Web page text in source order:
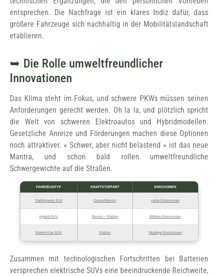
entsprechen. Die Nachfrage ist ein klares Indiz dafür, dass
größere Fahrzeuge sich nachhaltig in der Mobilitätslandschaft
etablieren.
Die Rolle umweltfreundlicher
Innovationen
Das Klima steht im Fokus, und schwere PKWs müssen seinen
Anforderungen gerecht werden. Oh la la, und plötzlich spricht
die Welt von schweren Elektroautos und Hybridmodellen.
Gesetzliche Anreize und Förderungen machen diese Optionen
noch attraktiver. « Schwer, aber nicht belastend » ist das neue
Mantra, und schon bald rollen umweltfreundliche
Schwergewichte auf die Straßen.
FAHRZEUGTYP KRAFTSTOFFART EMISSIONEN
Traditionelle SUV Diesel/Benzin Hohe Emissionen
Hybrid-SUV Benzin + Elektro Mittlere Emissionen
Elektrische SUV Elektro Niedrige Emissionen
Zusammen mit technologischen Fortschritten bei Batterien
versprechen elektrische SUVs eine beeindruckende Reichweite,